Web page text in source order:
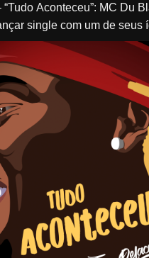
single com um de seus